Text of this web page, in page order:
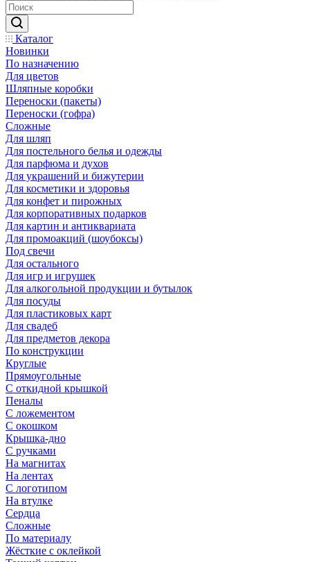
Каталог
Новинки
По назначению
Для цветов
Шляпные коробки
Переноски (пакеты)
Переноски (гофра)
Сложные
Для шляп
Для постельного белья и одежды
Для парфюма и духов
Для украшений и бижутерии
Для косметики и здоровья
Для конфет и пирожных
Для корпоративных подарков
Для картин и антиквариата
Для промоакций (шоубоксы)
Под свечи
Для остального
Для игр и игрушек
Для алкогольной продукции и бутылок
Для посуды
Для пластиковых карт
Для свадеб
Для предметов декора
По конструкции
Круглые
Прямоугольные
С откидной крышкой
Пеналы
С ложементом
С окошком
Крышка-дно
С ручками
На магнитах
На лентах
С логотипом
На втулке
Сердца
Сложные
По материалу
Жёсткие с оклейкой